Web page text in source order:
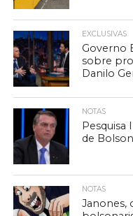
EXCLUSIVAS
Governo
sobre
Danilo
NOTAS
Pesquisa
de
NOTAS
Janones,